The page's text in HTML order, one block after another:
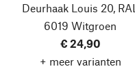
Deurhaak Louis 20, RAL
6019 Witgroen
€ 24,90
+ meer varianten